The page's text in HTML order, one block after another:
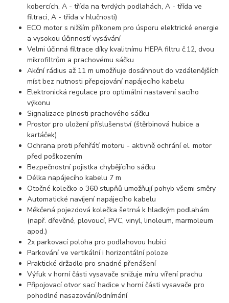
kobercích, A - třída na tvrdých podlahách, A - třída ve
filtraci, A - třída v hlučnosti)
ECO motor s nižším příkonem pro úsporu elektrické energie
a vysokou účinností vysávání
Velmi účinná filtrace díky kvalitnímu HEPA filtru č.12, dvou
mikrofiltrům a prachovému sáčku
Akční rádius až 11 m umožňuje dosáhnout do vzdálenějších
míst bez nutnosti přepojování napájecího kabelu
Elektronická regulace pro optimální nastavení sacího
výkonu
Signalizace plnosti prachového sáčku
Prostor pro uložení příslušenství (štěrbinová hubice a
kartáček)
Ochrana proti přehřátí motoru - aktivně ochrání el. motor
před poškozením
Bezpečnostní pojistka chybějícího sáčku
Délka napájecího kabelu 7 m
Otočné kolečko o 360 stupňů umožňují pohyb všemi směry
Automatické navíjení napájecího kabelu
Měkčená pojezdová kolečka šetrná k hladkým podlahám
(např. dřevěné, plovoucí, PVC, vinyl, linoleum, marmoleum
apod.)
2x parkovací poloha pro podlahovou hubici
Parkování ve vertikální i horizontální poloze
Praktické držadlo pro snadné přenášení
Výfuk v horní části vysavače snižuje míru víření prachu
Připojovací otvor sací hadice v horní části vysavače pro
pohodlné nasazování/odnímání